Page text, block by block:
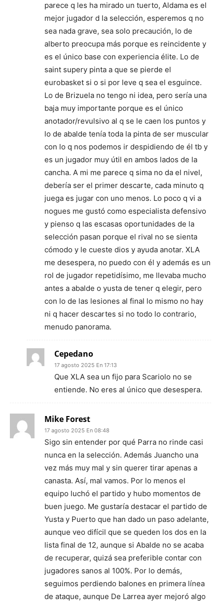
parece q les ha mirado un tuerto, Aldama es el
mejor jugador d la selección, esperemos q no
sea nada grave, sea solo precaución, lo de
alberto preocupa más porque es reincidente y
es el único base con experiencia élite. Lo de
saint supery pinta a que se pierde el
eurobasket si o si por leve q sea el esguince.
Lo de Brizuela no tengo ni idea, pero sería una
baja muy importante porque es el único
anotador/revulsivo al q se le caen los puntos y
lo de abalde tenía toda la pinta de ser muscular
con lo q nos podemos ir despidiendo de él tb y
es un jugador muy útil en ambos lados de la
cancha. A mi me parece q sima no da el nivel,
debería ser el primer descarte, cada minuto q
juega es jugar con uno menos. Lo poco q vi a
nogues me gustó como especialista defensivo
y pienso q las escasas oportunidades de la
selección pasan porque el rival no se sienta
cómodo y le cueste dios y ayuda anotar. XLA
me desespera, no puedo con él y además es un
rol de jugador repetidísimo, me llevaba mucho
antes a abalde o yusta de tener q elegir, pero
con lo de las lesiones al final lo mismo no hay
ni q hacer descartes si no todo lo contrario,
menudo panorama.
Cepedano
17 agosto 2025 En 17:13
Que XLA sea un fijo para Scariolo no se
entiende. No eres al único que desespera.
Mike Forest
17 agosto 2025 En 08:48
Sigo sin entender por qué Parra no rinde casi
nunca en la selección. Además Juancho una
vez más muy mal y sin querer tirar apenas a
canasta. Así, mal vamos. Por lo menos el
equipo luchó el partido y hubo momentos de
buen juego. Me gustaría destacar el partido de
Yusta y Puerto que han dado un paso adelante,
aunque veo difícil que se queden los dos en la
lista final de 12, aunque si Abalde no se acaba
de recuperar, quizá sea preferible contar con
jugadores sanos al 100%. Por lo demás,
seguimos perdiendo balones en primera línea
de ataque, aunque De Larrea ayer mejoró algo